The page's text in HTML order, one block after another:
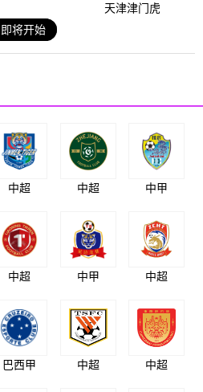
天津津门虎
即将开始
中超 中超 中甲
中超 中甲 中超
巴西甲 中超 中超